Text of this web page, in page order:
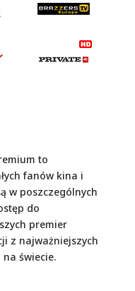
to
fanów kina i
w poszczególnych
do
premier
z najważniejszych
świecie.